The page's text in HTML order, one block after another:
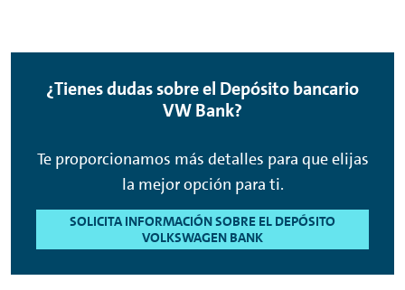
¿Tienes dudas sobre el Depósito bancario
VW Bank?
Te proporcionamos más detalles para que elijas
la mejor opción para ti.
SOLICITA INFORMACIÓN SOBRE EL DEPÓSITO
VOLKSWAGEN BANK